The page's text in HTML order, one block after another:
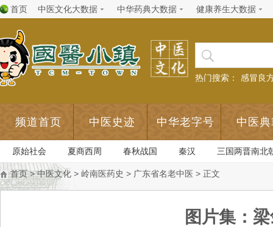
首页 中医文化大数据 中华药典大数据 健康养生大数据
热门搜索： 感冒良
频道首页 中医史迹 中华老字号 中医
原始社会 夏商西周 春秋战国 秦汉 三国两晋南北
首页>中医文化 > 岭南医药史 > 广东省名老中医 > 正文
图片集：